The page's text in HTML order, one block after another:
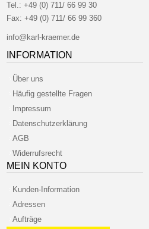
Tel.:+49 (0) 711/ 66 99 30
Fax: +49 (0) 711/ 66 99 360
info@karl-kraemer.de
INFORMATION
Über uns
Häufig gestellte Fragen
Impressum
Datenschutzerklärung
AGB
Widerrufsrecht
MEIN KONTO
Kunden-Information
Adressen
Aufträge